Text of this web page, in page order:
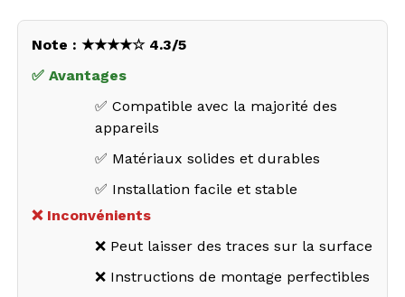
Note : ★★★★☆ 4.3/5
✅ Avantages
✅ Compatible avec la majorité des
appareils
✅ Matériaux solides et durables
✅ Installation facile et stable
❌ Inconvénients
❌ Peut laisser des traces sur la surface
❌ Instructions de montage perfectibles